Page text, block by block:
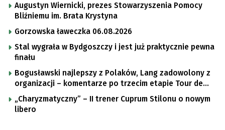
Augustyn Wiernicki, prezes Stowarzyszenia Pomocy
Bliźniemu im. Brata Krystyna
Gorzowska ławeczka 06.08.2026
Stal wygrała w Bydgoszczy i jest już praktycznie pewna
finału
Bogusławski najlepszy z Polaków, Lang zadowolony z
organizacji – komentarze po trzecim etapie Tour de
Pologne
„Charyzmatyczny” – II trener Cuprum Stilonu o nowym
libero